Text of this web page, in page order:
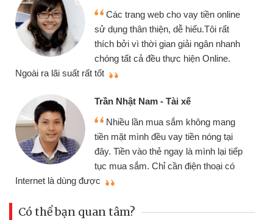
Các trang web cho vay tiền online
sử dụng thân thiện, dễ hiểu.Tôi rất
thích bởi vì thời gian giải ngân nhanh
chóng tất cả đều thực hiện Online.
Ngoài ra lãi suất rất tốt
Trần Nhật Nam - Tài xế
Nhiều lần mua sắm không mang
tiền mặt mình đều vay tiền nóng tại
đây. Tiền vào thẻ ngay là mình lại tiếp
tục mua sắm. Chỉ cần điện thoại có
Internet là dùng được
Có thể bạn quan tâm?